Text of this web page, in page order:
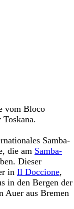
vom Bloco
Samba-
die am Samba-
Dieser
in Il Doccione,
in den Bergen der
Auer aus Bremen